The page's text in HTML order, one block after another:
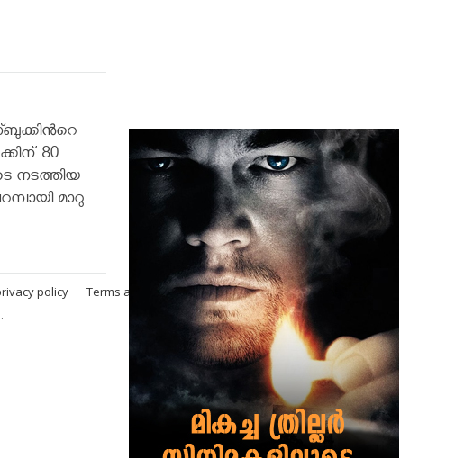
80
നടത്തിയ
മാറു...
policy
Terms and Conditions